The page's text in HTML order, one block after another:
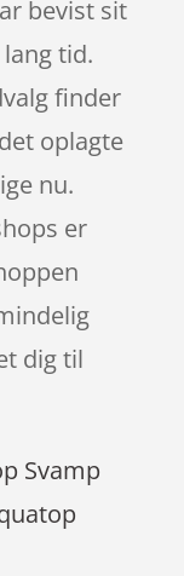
bevist sit
tid.
finder
oplagte
nu.
er
dig til
Svamp